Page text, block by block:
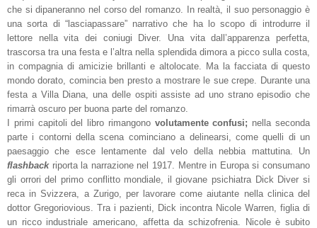
che si dipaneranno nel corso del romanzo. In realtà, il suo personaggio è
una sorta di “lasciapassare” narrativo che ha lo scopo di introdurre il
lettore nella vita dei coniugi Diver. Una vita dall’apparenza perfetta,
trascorsa tra una festa e l’altra nella splendida dimora a picco sulla costa,
in compagnia di amicizie brillanti e altolocate. Ma la facciata di questo
mondo dorato, comincia ben presto a mostrare le sue crepe. Durante una
festa a Villa Diana, una delle ospiti assiste ad uno strano episodio che
rimarrà oscuro per buona parte del romanzo.
I primi capitoli del libro rimangono volutamente confusi; nella seconda
parte i contorni della scena cominciano a delinearsi, come quelli di un
paesaggio che esce lentamente dal velo della nebbia mattutina. Un
flashbackriporta la narrazione nel 1917. Mentre in Europa si consumano
gli orrori del primo conflitto mondiale, il giovane psichiatra Dick Diver si
reca in Svizzera, a Zurigo, per lavorare come aiutante nella clinica del
dottor Gregoriovious. Tra i pazienti, Dick incontra Nicole Warren, figlia di
un ricco industriale americano, affetta da schizofrenia. Nicole è subito